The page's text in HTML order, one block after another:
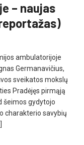
– naujas
ambulatorijoje
Germanavičius,
sveikatos mokslų
Pradėjęs pirmąją
šeimos gydytojo
charakterio savybių